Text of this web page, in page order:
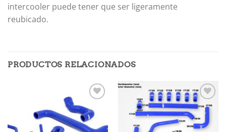
intercooler puede tener que ser ligeramente
reubicado.
PRODUCTOS RELACIONADOS
Añadir
a la
lista de
deseos
Añadir
a la
lista de
deseos